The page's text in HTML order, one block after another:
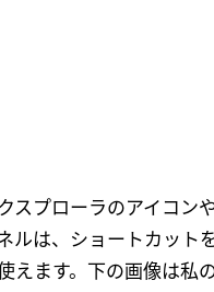
スプローラのアイコ
ルは、ショートカット
えます。下の画像は私